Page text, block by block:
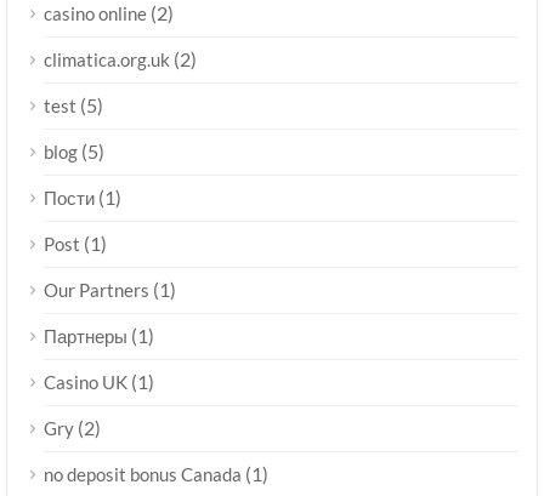
casino online (2)
climatica.org.uk (2)
test (5)
blog (5)
Пости (1)
Post (1)
Our Partners (1)
Партнеры (1)
Casino UK (1)
Gry (2)
no deposit bonus Canada (1)